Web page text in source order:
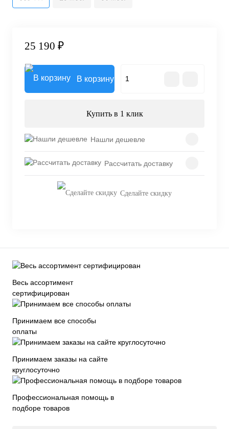
25 190 ₽
В корзину
Купить в 1 клик
Нашли дешевле
Рассчитать доставку
Сделайте скидку
Весь ассортимент
сертифицирован
Принимаем все способы
оплаты
Принимаем заказы на сайте
круглосуточно
Профессиональная помощь в
подборе товаров